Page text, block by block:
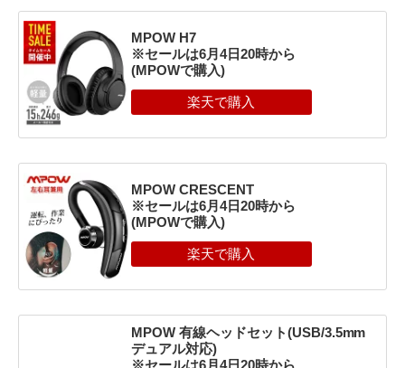
MPOW H7
※セールは6⽉4⽇20時から
(MPOWで購入)
MPOW CRESCENT
※セールは6⽉4⽇20時から
(MPOWで購入)
MPOW 有線ヘッドセット(USB/3.5mm
デュアル対応)
※セールは6⽉4⽇20時から